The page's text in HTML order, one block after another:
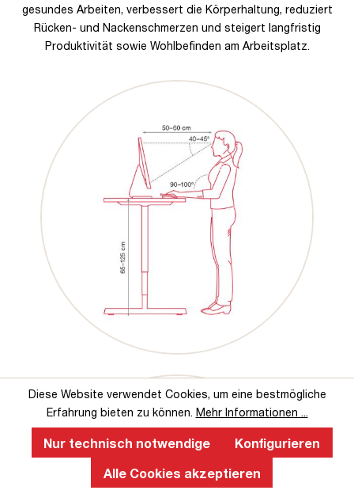
gesundes Arbeiten, verbessert die Körperhaltung, reduziert
Rücken- und Nackenschmerzen und steigert langfristig
Produktivität sowie Wohlbefinden am Arbeitsplatz.
Diese Website verwendet Cookies, um eine bestmögliche
Erfahrung bieten zu können. Mehr Informationen ...
Nur technisch notwendige
Konfigurieren
Alle Cookies akzeptieren